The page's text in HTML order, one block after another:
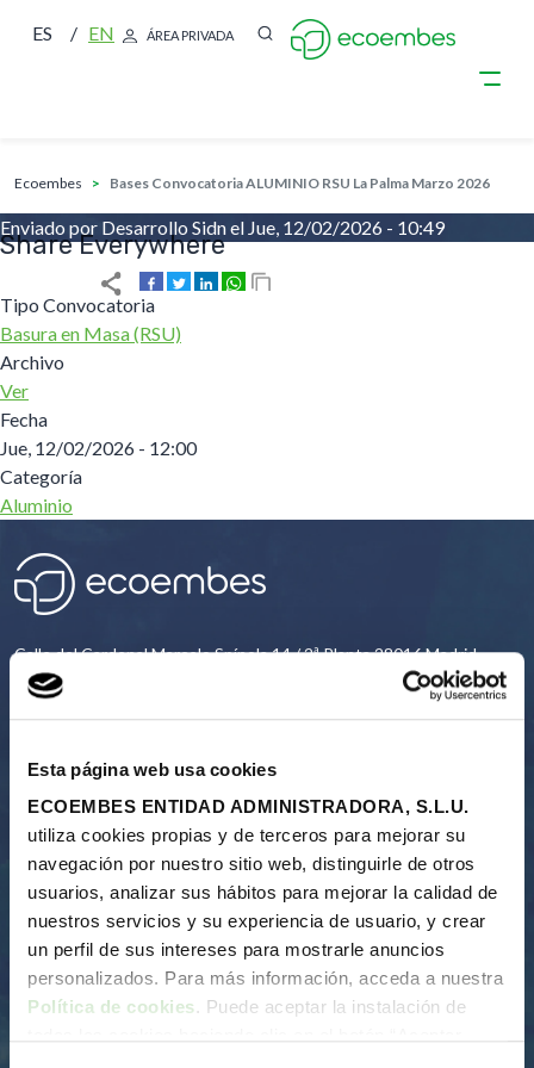
Esta página web usa cookies
ECOEMBES ENTIDAD ADMINISTRADORA, S.L.U.
utiliza cookies propias y de terceros para mejorar su
navegación por nuestro sitio web, distinguirle de otros
usuarios, analizar sus hábitos para mejorar la calidad de
nuestros servicios y su experiencia de usuario, y crear
un perfil de sus intereses para mostrarle anuncios
personalizados. Para más información, acceda a nuestra
Política de cookies. Puede aceptar la instalación de
Pasar al contenido principal
ES EN ÁREA PRIVADA
sobrescribir enlaces de ayuda a la
ecoembes Bases Convocatoria ALUMINIO RSU La Palma Marzo 2026
Enviado por Desarrollo Sidnel Jue, 12/02/2026 - 10:49
Share Everywhere
Tipo Convocatoria
Basura en Masa (RSU)
Archivo
Ver
Fecha
Jue, 12/02/2026 - 12:00
Categoría
Aluminio
Calle del Cardenal Marcelo Spínola 14 / 2ª Planta 28016 Madrid
91 567 24 03
CONTACTO
Nosotros
Nuestra razon de ser
Quiénes somos
Informes anuales